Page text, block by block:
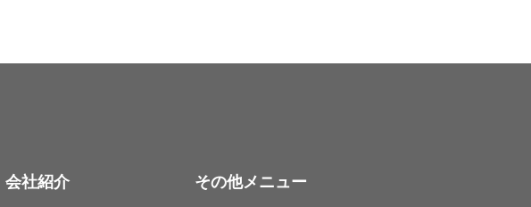
会社紹介 その他メニュー